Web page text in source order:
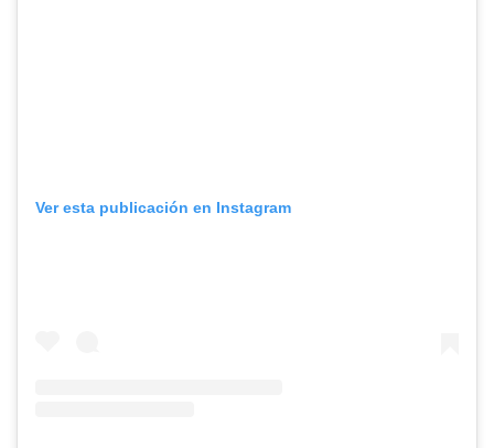
Ver esta publicación en Instagram